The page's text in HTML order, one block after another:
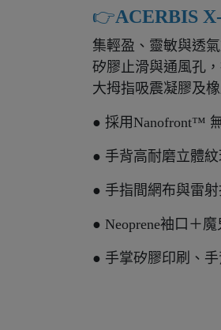
👉️ACERBIS
集輕盈、靈敏與透
矽膠止滑與通風孔
大拇指吸震凝膠及
● 採用Nanofront™
● 手背高耐磨立體
● 手指間網布與雷
● Neoprene袖口＋
● 手掌矽膠印刷、